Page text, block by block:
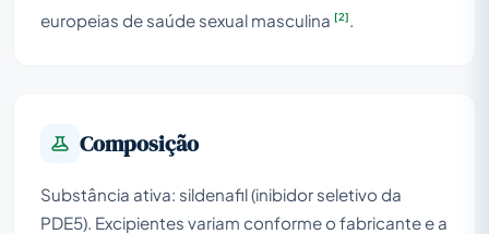
europeias de saúde sexual masculina [2]
Composição
Substância ativa: sildenafil (inibidor seletivo da
PDE5). Excipientes variam conforme o fabricante e a